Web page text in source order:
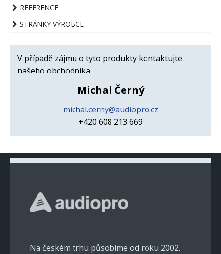
REFERENCE
STRÁNKY VÝROBCE
V případě zájmu o tyto produkty kontaktujte
našeho obchodníka
Michal Černý
michal.cerny@audiopro.cz
+420 608 213 669
Na českém trhu působíme od roku 2002.